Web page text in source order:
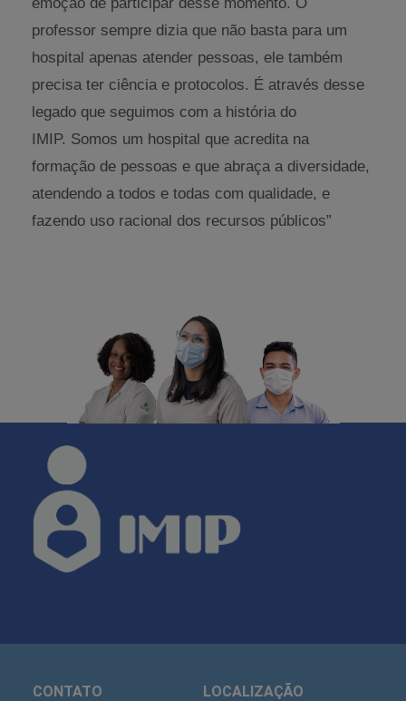
professor sempre dizia que não basta para um
hospital apenas atender pessoas, ele também
precisa ter ciência e protocolos. É através desse
legado que seguimos com a história do
IMIP. Somos um hospital que acredita na
formação de pessoas e que abraça a diversidade,
atendendo a todos e todas com qualidade, e
fazendo uso racional dos recursos públicos”
CONTATO
LOCALIZAÇÃO